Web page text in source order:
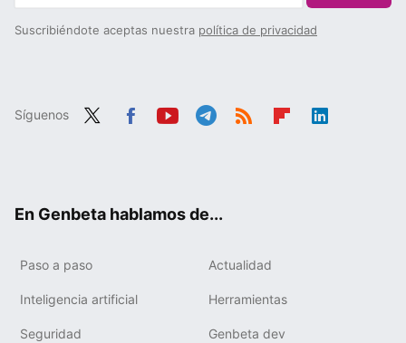
Suscribiéndote aceptas nuestra política de privacidad
Síguenos
En Genbeta hablamos de...
Paso a paso Actualidad
Inteligencia artificial Herramientas
Seguridad Genbeta dev